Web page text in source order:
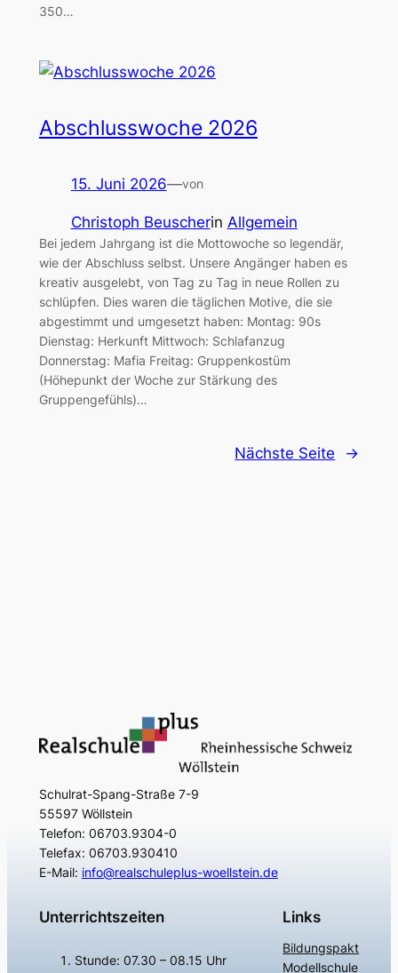
350…
Abschlusswoche 2026
15. Juni 2026—von
Christoph Beuscherin Allgemein
Bei jedem Jahrgang ist die Mottowoche so legendär,
wie der Abschluss selbst. Unsere Angänger haben es
kreativ ausgelebt, von Tag zu Tag in neue Rollen zu
schlüpfen. Dies waren die täglichen Motive, die sie
abgestimmt und umgesetzt haben: Montag: 90s
Dienstag: Herkunft Mittwoch: Schlafanzug
Donnerstag: Mafia Freitag: Gruppenkostüm
(Höhepunkt der Woche zur Stärkung des
Gruppengefühls)…
Nächste Seite →
Schulrat-Spang-Straße 7-9
55597 Wöllstein
Telefon: 06703.9304-0
Telefax: 06703.930410
E-Mail: info@realschuleplus-woellstein.de
Unterrichtszeiten
Stunde: 07.30 – 08.15 Uhr
Links
Bildungspakt
Modellschule